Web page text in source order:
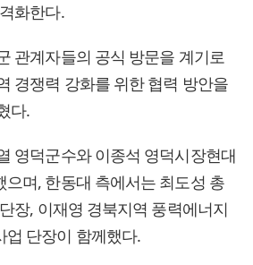
화한다.
관계자들의 공식 방문을 계기로
경쟁력 강화를 위한 협력 방안을
다.
영덕군수와 이종석 영덕시장현대
으며, 한동대 측에서는 최도성 총
장, 이재영 경북지역 풍력에너지
업 단장이 함께했다.